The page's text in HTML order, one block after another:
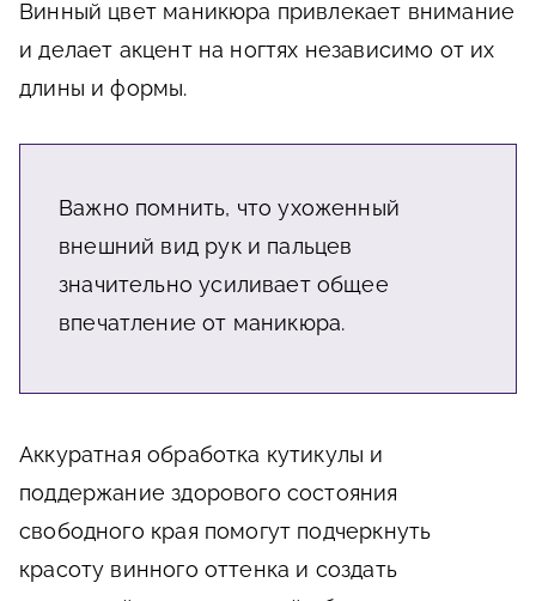
Винный цвет маникюра привлекает внимание
и делает акцент на ногтях независимо от их
длины и формы.
Важно помнить, что ухоженный
внешний вид рук и пальцев
значительно усиливает общее
впечатление от маникюра.
Аккуратная обработка кутикулы и
поддержание здорового состояния
свободного края помогут подчеркнуть
красоту винного оттенка и создать